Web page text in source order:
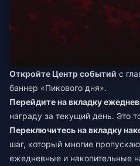
Откройте Центр событий с
баннер «Пикового дня».
Перейдите на вкладку
награду за текущий день. Это
Переключитесь на вкладку
шаг, который многие
ежедневные и накопительные